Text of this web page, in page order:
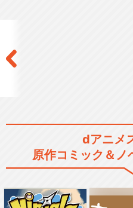
dアニメ
原作コミック＆ノ